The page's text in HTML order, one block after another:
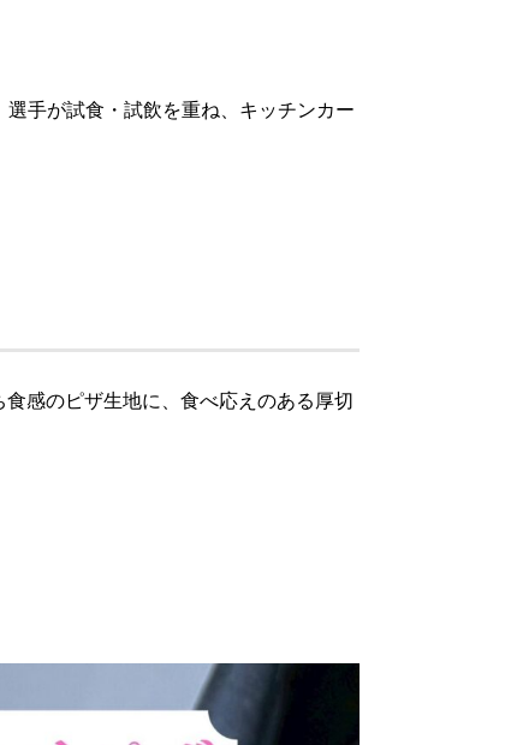
手が試食・試飲を重ね、キッチンカー
感のピザ生地に、食べ応えのある厚切